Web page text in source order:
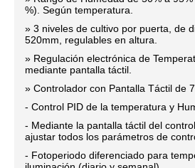
%). Según temperatura.
» 3 niveles de cultivo por puerta, de
520mm, regulables en altura.
» Regulación electrónica de
mediante pantalla táctil.
» Controlador con Pantalla Táctil de
- Control PID de la temperatura y
- Mediante la pantalla táctil del
ajustar todos los parámetros de
- Fotoperiodo diferenciado para